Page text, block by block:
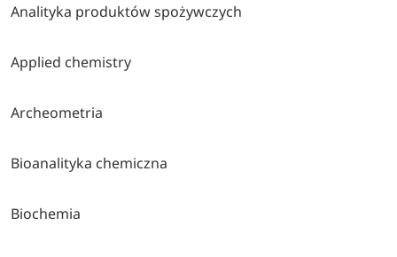
Analityka produktów spożywczych
Applied chemistry
Archeometria
Bioanalityka chemiczna
Biochemia